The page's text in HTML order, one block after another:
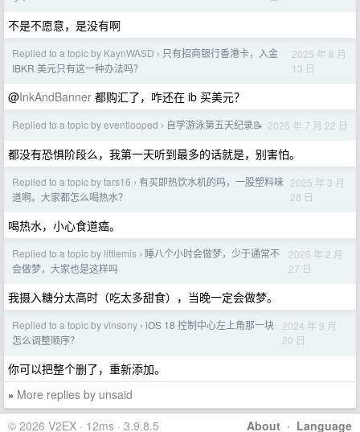
不是不愿意，是没有啊
Replied to a topic by KaynWASD › 只有招商银行香港卡，入金
IBKR 美元只有这一种办法吗？
2025 年 8 月
13 日
@InkAndBanner 都购汇了，咋还在 ib 买美元？
Replied to a topic by eventlooped › 自学游泳第五天纪录📝 2025 年 7 月 22 日
都没有恐惧阶段么，我第一天听到最多的话就是，别害怕。
Replied to a topic by tars16 › 有买即热饮水机的吗，一股塑料味
道啊。大家都怎么喝热水？
2025 年 3 月
28 日
喝热水，小心食道癌。
Replied to a topic by littlemis › 睡八个小时会做梦，少于通常不
会做梦，大家也是这样吗
2025 年 2 月
27 日
我摄入糖分太高时（吃太多甜食），当晚一定会做梦。
Replied to a topic by vinsony › iOS 18 控制中心左上角那一块
怎么调整顺序？
2024 年 9 月
20 日
你可以把整个删了，重新添加。
» More replies by unsaid
About · Language
© 2026 V2EX · 12ms · 3.9.8.5